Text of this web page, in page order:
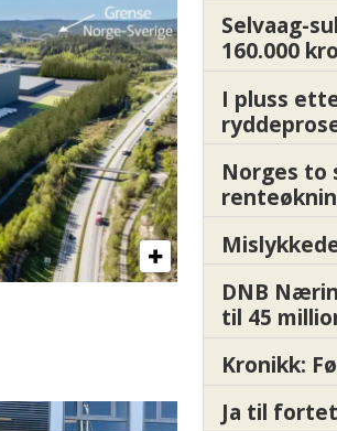
Selvaag-
160.000
I pluss
Norges to
DNB
til 45
Kronikk:
Ja til